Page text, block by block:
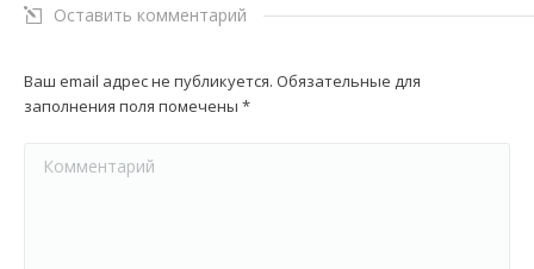
Оставить комментарий
Ваш email адрес не публикуется. Обязательные для
заполнения поля помечены *